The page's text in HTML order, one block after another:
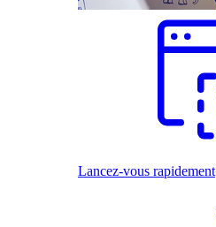
Lancez-vous rapidement